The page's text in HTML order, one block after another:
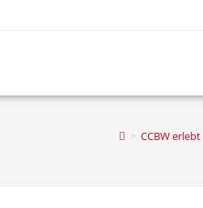
> CCBW erlebt